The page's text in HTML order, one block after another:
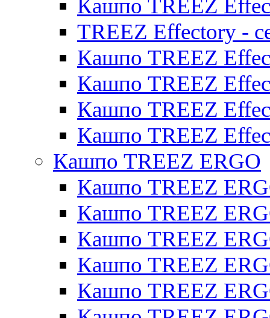
Кашпо TREEZ
TREEZ Effectory -
Кашпо TREEZ
Кашпо TREEZ
Кашпо TREEZ
Кашпо TREEZ
Кашпо TREEZ ERGO
Кашпо TREEZ
Кашпо TREEZ
Кашпо TREEZ
Кашпо TREEZ
Кашпо TREEZ